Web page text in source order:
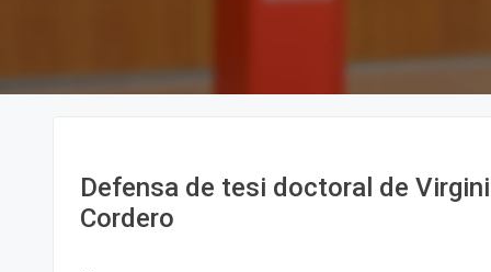
Defensa de tesi doctoral de
Cordero